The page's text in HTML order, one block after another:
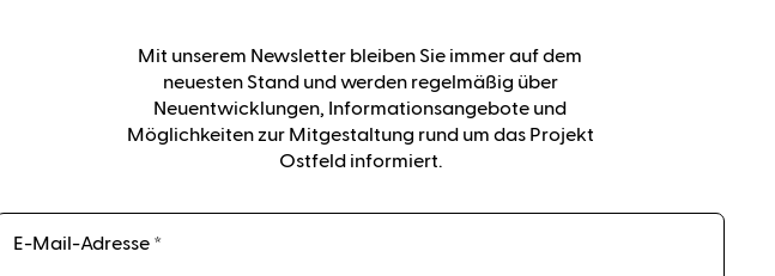
Mit unserem Newsletter bleiben Sie immer auf dem
neuesten Stand und werden regelmäßig über
Neuentwicklungen, Informationsangebote und
Möglichkeiten zur Mitgestaltung rund um das Projekt
Ostfeld informiert.
E-Mail-Adresse *